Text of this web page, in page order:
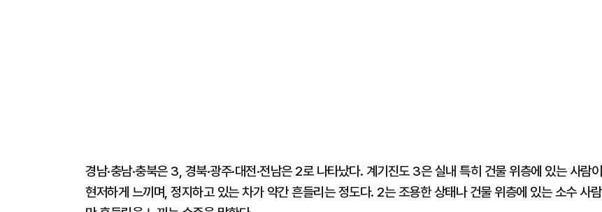
경남·충남·충북은 3, 경북·광주·대전·전남은 2로 나타났다. 계기진도 3은 실내 특히 건물 위층에 있는 사람이
현저하게 느끼며, 정지하고 있는 차가 약간 흔들리는 정도다. 2는 조용한 상태나 건물 위층에 있는 소수 사람